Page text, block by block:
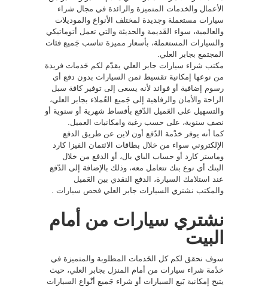
الأعمال والخدمات المتميزة والرائدة في مجال شراء
سيارات مستعملة وجديدة لمختلف الأنواع والموديلات
والعالمية، سواء القَديمة والحديثة والتي تعمل أتوماتيكي
والسيارات المستعملة، بأسعار مميزة تناسب جَميع فئات
المجتمع بجابر العلي.
مكتب شراء سيارات جابر العلي يقدّم لكم خَدمات فريدة
من نوعها إمكانية تقسيط ثمن السيارات بدون دفع أي
رسوم إضافية أو فوائد لأنه يسعى إلى توفير كافة سبل
الراحة والأمان والرفاهية إلى جَميع العُملاء بجابر العلي،
والتسهيل على العَميل الدّفع بأقساط شهرية أو سنوية أو
نصف سنوية، على حسب رغبة وامكانيات العميل.
كما أنه يوفر خدْمة الدّفع أون لاين عن طريق الدفع
الإلكتروني سواء من خلال بطاقات الائتمان الفيزا كارد
وماستر كارد أو حساب الباي بال، أو الدفع من خلال
البنك أي نوع بنك تتعامل معه، وذلك بالإضافة إلى الدّفع
عند استلامك السيارة، الدفع النقدي بين العَميل
والمكتب نشتري السيارات جابر العلي فحص سيارات .
نشتري سيارات من أمام
البيت
سوف نحقق لكم كل الخَدمات المطلوبة والمتميزة في
خدْمة شراء سيارات من أمام المنزل بجابر العلي، حيث
يتيح إمكانية بَيع السيارات أو شراء جَميع أنْواع السيارات